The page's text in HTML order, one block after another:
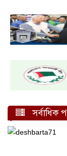
সর্বাধিক